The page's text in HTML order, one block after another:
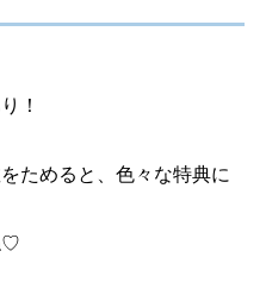
！
ためると、色々な特典に
♡